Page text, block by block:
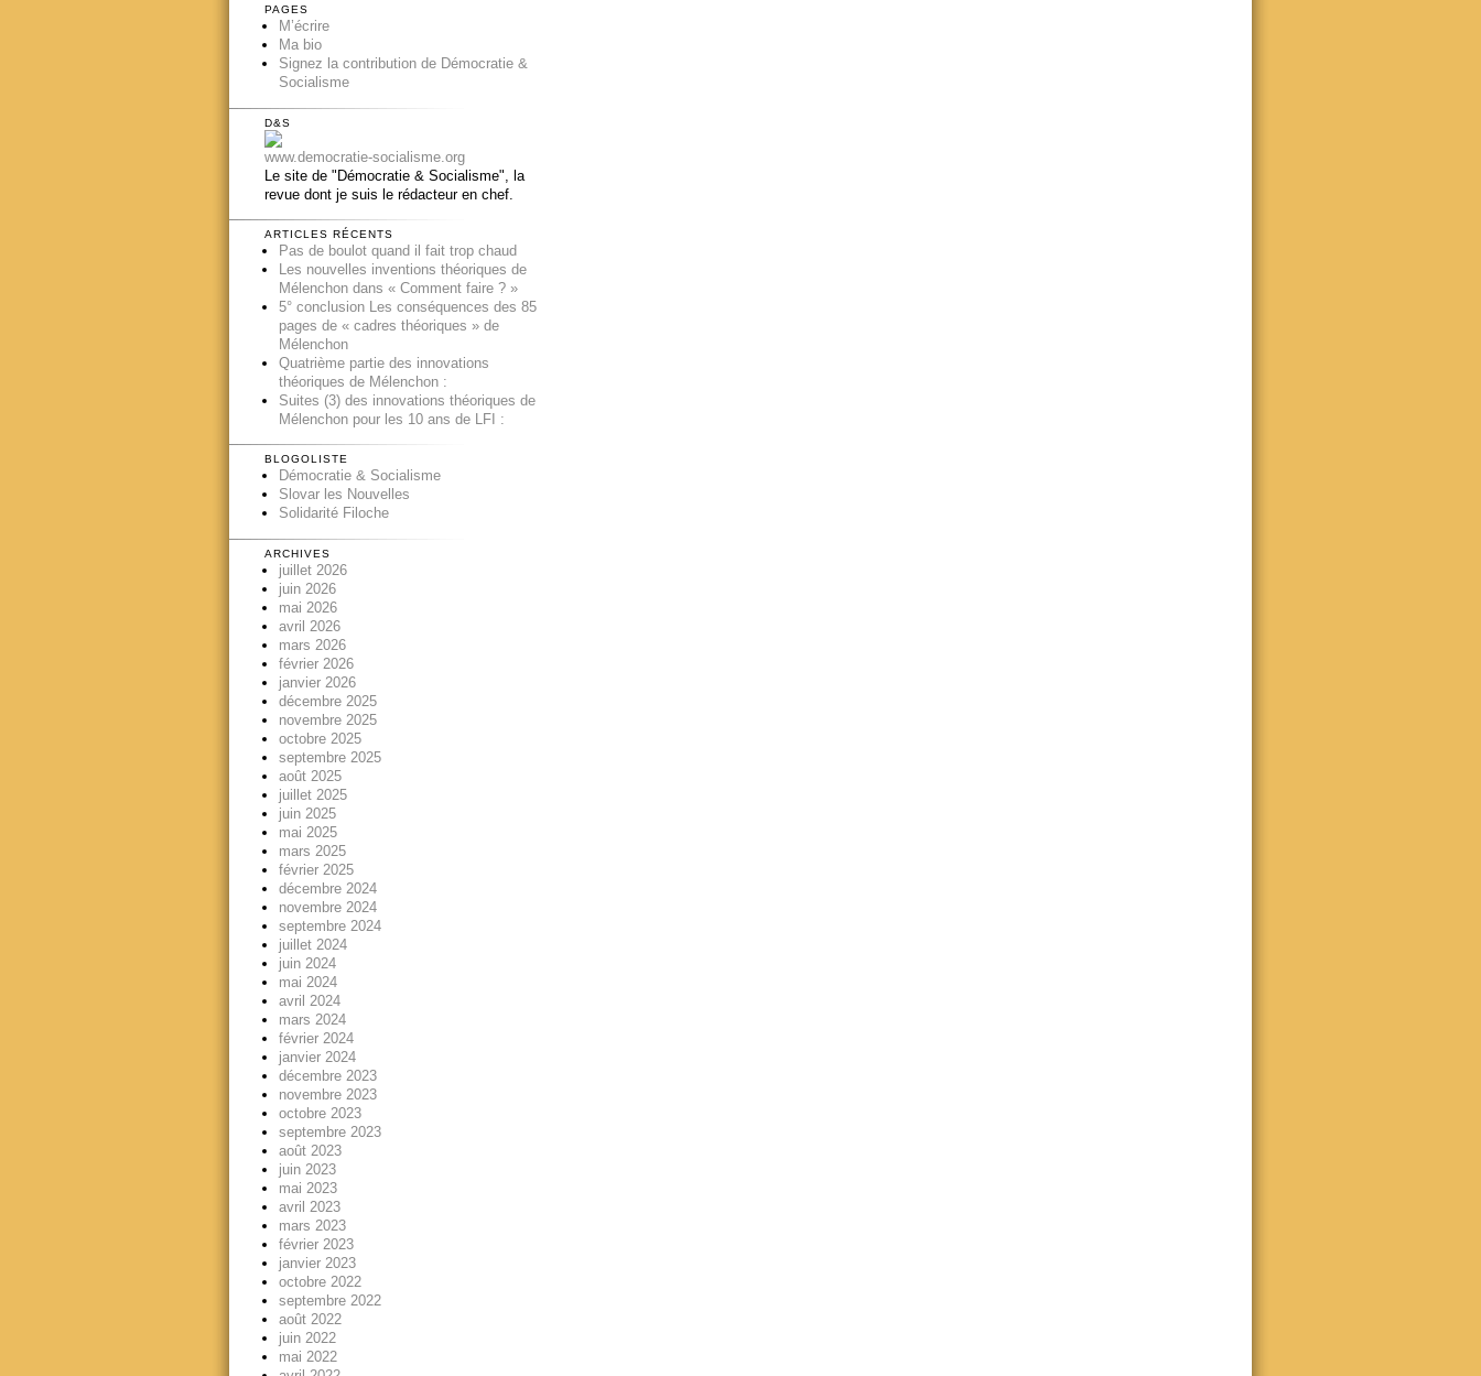
PAGES
M’écrire
Ma bio
Signez la contribution de Démocratie &
Socialisme
D&S
www.democratie-socialisme.org
Le site de "Démocratie & Socialisme", la
revue dont je suis le rédacteur en chef.
ARTICLES RÉCENTS
Pas de boulot quand il fait trop chaud
Les nouvelles inventions théoriques de
Mélenchon dans « Comment faire ? »
5° conclusion Les conséquences des 85
pages de « cadres théoriques » de
Mélenchon
Quatrième partie des innovations
théoriques de Mélenchon :
Suites (3) des innovations théoriques de
Mélenchon pour les 10 ans de LFI :
BLOGOLISTE
Démocratie & Socialisme
Slovar les Nouvelles
Solidarité Filoche
ARCHIVES
juillet 2026
juin 2026
mai 2026
avril 2026
mars 2026
février 2026
janvier 2026
décembre 2025
novembre 2025
octobre 2025
septembre 2025
août 2025
juillet 2025
juin 2025
mai 2025
mars 2025
février 2025
décembre 2024
novembre 2024
septembre 2024
juillet 2024
juin 2024
mai 2024
avril 2024
mars 2024
février 2024
janvier 2024
décembre 2023
novembre 2023
octobre 2023
septembre 2023
août 2023
juin 2023
mai 2023
avril 2023
mars 2023
février 2023
janvier 2023
octobre 2022
septembre 2022
août 2022
juin 2022
mai 2022